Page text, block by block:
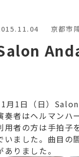
京都市
月1日（日）
奏者はヘルマンハ
用者の方は手拍子
いました。曲目の
ありました。